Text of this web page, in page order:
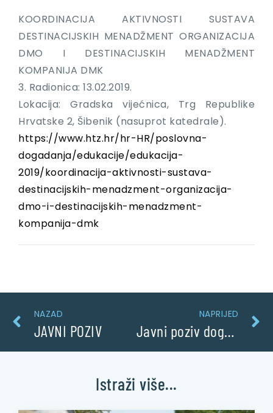
KOORDINACIJA AKTIVNOSTI SUSTAVA
DESTINACIJSKIH MENADŽMENT ORGANIZACIJA
DMO I DESTINACIJSKIH MENADŽMENT
KOMPANIJA DMK
3. Radionica: 13.02.2019.
Lokacija: Gradska vijećnica, Trg Republike
Hrvatske 2, Šibenik (nasuprot katedrale).
https://www.htz.hr/hr-HR/poslovna-
dogadanja/edukacije/edukacija-
2019/koordinacija-aktivnosti-sustava-
destinacijskih-menadzment-organizacija-
dmo-i-destinacijskih-menadzment-
kompanija-dmk
NAZAD
JAVNI POZIV
NAPRIJED
Javni poziv događanja 2019
Istraži više...